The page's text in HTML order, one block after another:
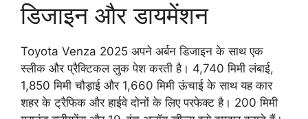
डिजाइन और डायमेंशन
Toyota Venza 2025 अपने अर्बन डिजाइन के साथ एक
स्लीक और प्रैक्टिकल लुक पेश करती है। 4,740 मिमी लंबाई,
1,850 मिमी चौड़ाई और 1,660 मिमी ऊंचाई के साथ यह कार
शहर के ट्रैफिक और हाईवे दोनों के लिए परफेक्ट है। 200 मिमी